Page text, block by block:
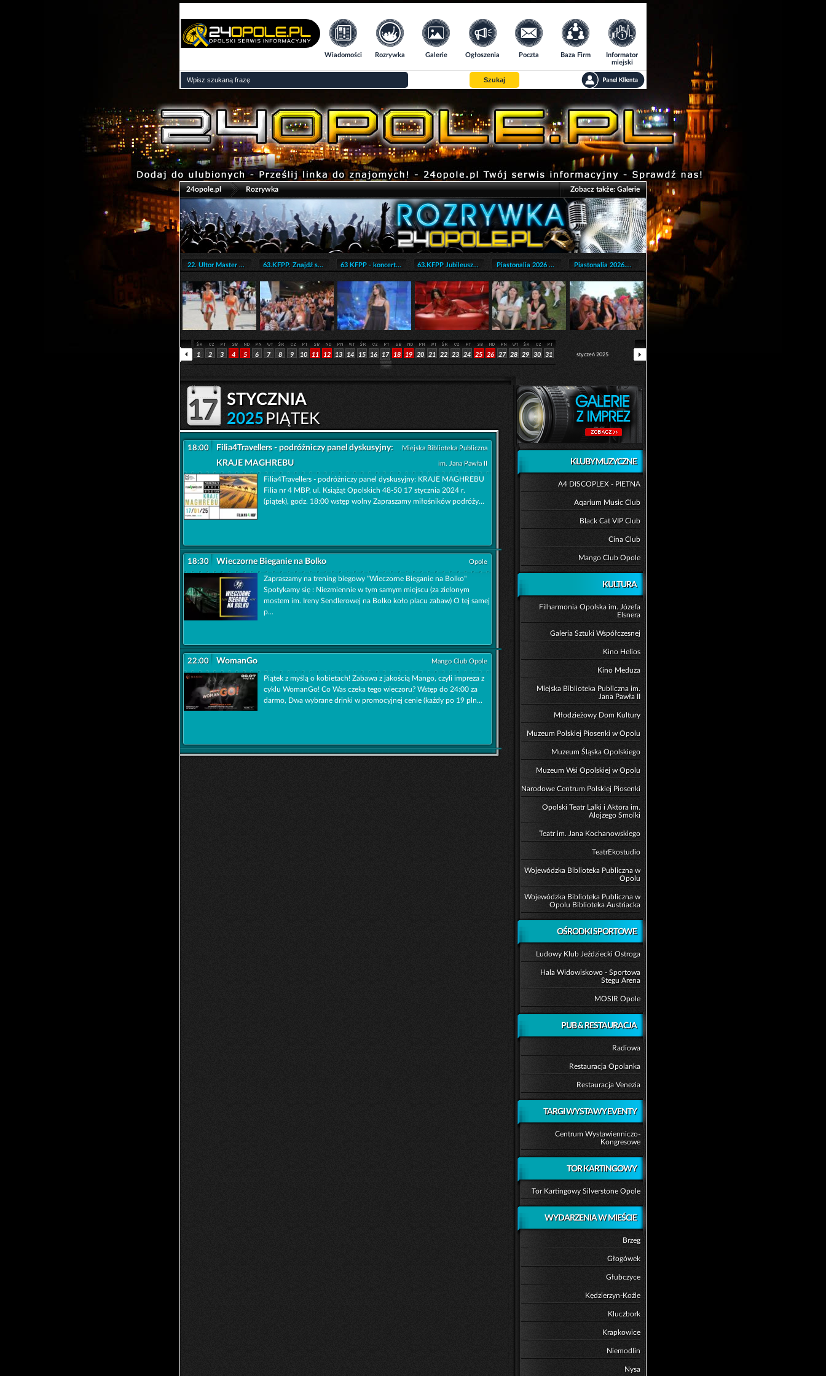
Wiadomości Rozrywka Galerie Ogłoszenia Poczta Baza Firm
Informator
miejski
Szukaj
24opole.pl
>
Rozrywka Zobacz także:Galerie
22. Ultor Master ... 63.KFPP. Znajdź s... 63 KFPP - koncert... 63.KFPP Jubileusz... Piastonalia 2026 ... Piastonalia 2026....
1 2 3 4 5 6 7 8 9 10 11 12 13 14 15 16 17 18 19 20 21 22 23 24 25 26 27 28 29 30 31 styczeń 2025
17 stycznia
2025 PIĄTEK
18:00
Filia4Travellers - podróżniczy panel dyskusyjny:
KRAJE MAGHREBU
Miejska Biblioteka Publiczna
im. Jana Pawła II
Filia4Travellers - podróżniczy panel dyskusyjny: KRAJE MAGHREBU
Filia nr 4 MBP, ul. Książąt Opolskich 48-50 17 stycznia 2024 r.
(piątek), godz. 18:00 wstęp wolny Zapraszamy miłośników podróży...
18:30 Wieczorne Bieganie na Bolko Opole
Zapraszamy na trening biegowy "Wieczorne Bieganie na Bolko"
Spotykamy się : Niezmiennie w tym samym miejscu (za zielonym
mostem im. Ireny Sendlerowej na Bolko koło placu zabaw) O tej samej
p...
22:00 WomanGo Mango Club Opole
Piątek z myślą o kobietach! Zabawa z jakością Mango, czyli impreza z
cyklu WomanGo! Co Was czeka tego wieczoru? Wstęp do 24:00 za
darmo, Dwa wybrane drinki w promocyjnej cenie (każdy po 19 pln...
KLUBY MUZYCZNE
A4 DISCOPLEX - PIETNA
Aqarium Music Club
Black Cat VIP Club
Cina Club
Mango Club Opole
KULTURA
Filharmonia Opolska im. Józefa
Elsnera
Galeria Sztuki Współczesnej
Kino Helios
Kino Meduza
Miejska Biblioteka Publiczna im.
Jana Pawła II
Młodzieżowy Dom Kultury
Muzeum Polskiej Piosenki w Opolu
Muzeum Śląska Opolskiego
Muzeum Wsi Opolskiej w Opolu
Narodowe Centrum Polskiej Piosenki
Opolski Teatr Lalki i Aktora im.
Alojzego Smolki
Teatr im. Jana Kochanowskiego
TeatrEkostudio
Wojewódzka Biblioteka Publiczna w
Opolu
Wojewódzka Biblioteka Publiczna w
Opolu Biblioteka Austriacka
OŚRODKI SPORTOWE
Ludowy Klub Jeździecki Ostroga
Hala Widowiskowo - Sportowa
Stegu Arena
MOSIR Opole
PUB & RESTAURACJA
Radiowa
Restauracja Opolanka
Restauracja Venezia
TARGI WYSTAWY EVENTY
Centrum Wystawienniczo-
Kongresowe
TOR KARTINGOWY
Tor Kartingowy Silverstone Opole
WYDARZENIA W MIEŚCIE
Brzeg
Głogówek
Głubczyce
Kędzierzyn-Koźle
Kluczbork
Krapkowice
Niemodlin
Nysa